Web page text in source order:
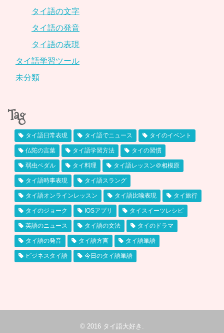
タイ語の文字
タイ語の発音
タイ語の表現
タイ語学習ツール
未分類
Tag
タイ語日常表現 タイ語でニュース タイのイベント
仏陀の言葉 タイ語学習方法 タイの習慣
弱虫ペダル タイ料理 タイ語レッスン＠相模原
タイ語時事表現 タイ語スラング
タイ語オンラインレッスン タイ語比喩表現 タイ旅行
タイのジョーク IOSアプリ タイスイーツレシピ
英語のニュース タイ語の文法 タイのドラマ
タイ語の発音 タイ語方言 タイ語単語
ビジネスタイ語 今日のタイ語単語
© 2016 タイ語大好き .